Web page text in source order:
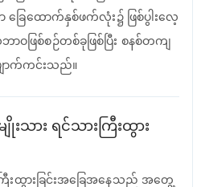
ေထောက်နှစ်ဖက်လုံး၌ ဖြစ်ပွါးလေ့
ဖြစ်စဉ်တစ်ခုဖြစ်ပြီး စနစ်တကျ
ောက်ကင်းသည်။
းသား ရင်သားကြီးထွား
ြီးထွားခြင်းအခြေအနေသည် အတွေ့